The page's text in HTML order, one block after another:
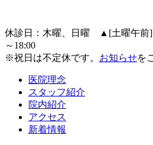
休診日：木曜、日曜 ▲ [土曜午前
～18:00
※祝日は不定休です。 お知らせを
医院理念
スタッフ紹介
院内紹介
アクセス
新着情報